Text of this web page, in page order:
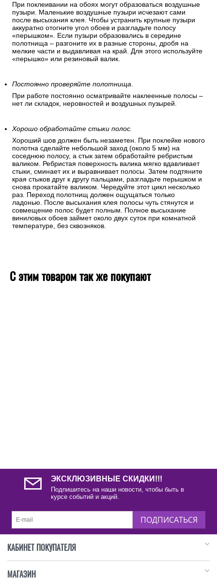
При поклеивании на обоях могут образоваться воздушные
пузыри. Маленькие воздушные пузыри исчезают сами
после высыхания клея. Чтобы устранить крупные пузыри
аккуратно отогните угол обоев и разгладьте полосу
«перышком». Если пузыри образовались в середине
полотнища – разгоните их в разные стороны, дробя на
мелкие части и выдавливая на край. Для этого используйте
«перышко» или резиновый валик.
Постоянно проверяйте полотнища.
При работе постоянно осматривайте наклеенные полосы –
нет ли складок, неровностей и воздушных пузырей.
Хорошо обработайте стыки полос.
Хороший шов должен быть незаметен. При поклейке нового
полотна сделайте небольшой заход (около 5 мм) на
соседнюю полосу, а стык затем обработайте ребристым
валиком. Ребристая поверхность валика мягко вдавливает
стыки, сминает их и выравнивает полосы. Затем подтяните
края стыков друг к другу пальцами, разгладьте перышком и
снова прокатайте валиком. Чередуйте этот цикл несколько
раз. Переход полотнищ должен ощущаться только
ладонью. После высыхания клея полосы чуть стянутся и
совмещение полос будет полным. Полное высыхание
виниловых обоев займет около двух суток при комнатной
температуре, без сквозняков.
С этим товаром так же покупают
ЭКСКЛЮЗИВНЫЕ СКИДКИ!!!
Подпишитесь на наши новости, чтобы быть в
курсе событий и акций.
ПОДПИСАТЬСЯ
КАБИНЕТ ПОКУПАТЕЛЯ
МАГАЗИН